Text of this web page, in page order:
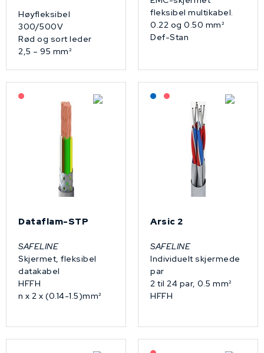
Høyfleksibel
300/500V
Rød og sort leder
2,5 – 95 mm²
fleksibel multikabel.
0.22 og 0.50 mm²
Def-Stan
Dataflam-STP
SAFELINE
Skjermet, fleksibel
datakabel
HFFH
n x 2 x (0.14-1.5)mm²
Lagerført: NEK Kabel
På forespørsel
Arsic 2
SAFELINE
Individuelt skjermede
par
2 til 24 par, 0.5 mm²
HFFH